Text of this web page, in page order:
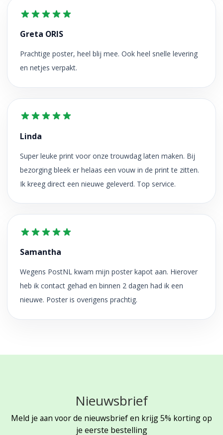
Greta ORIS
Prachtige poster, heel blij mee. Ook heel snelle levering
en netjes verpakt.
Linda
Super leuke print voor onze trouwdag laten maken. Bij
bezorging bleek er helaas een vouw in de print te zitten.
Ik kreeg direct een nieuwe geleverd. Top service.
Samantha
Wegens PostNL kwam mijn poster kapot aan. Hierover
heb ik contact gehad en binnen 2 dagen had ik een
nieuwe. Poster is overigens prachtig.
Nieuwsbrief
Meld je aan voor de nieuwsbrief en krijg 5% korting op
je eerste bestelling